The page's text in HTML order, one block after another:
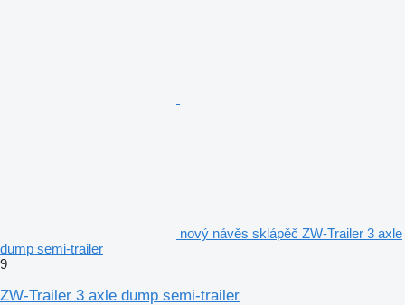
nový návěs sklápěč ZW-Trailer 3 axle
dump semi-trailer
9
ZW-Trailer 3 axle dump semi-trailer